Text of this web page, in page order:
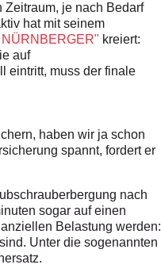
Zeitraum, je nach Bedarf
hat mit seinem
NÜRNBERGER" kreiert:
auf
eintritt, muss der finale
haben wir ja schon
spannt, fordert er
nach
sogar auf einen
Belastung werden:
Unter die sogenannten